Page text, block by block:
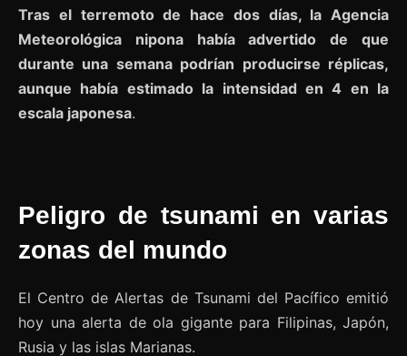
Tras el terremoto de hace dos días, la Agencia
Meteorológica nipona había advertido de que
durante una semana podrían producirse réplicas,
aunque había estimado la intensidad en 4 en la
escala japonesa.
Peligro de tsunami en varias
zonas del mundo
El Centro de Alertas de Tsunami del Pacífico emitió
hoy una alerta de ola gigante para Filipinas, Japón,
Rusia y las islas Marianas.